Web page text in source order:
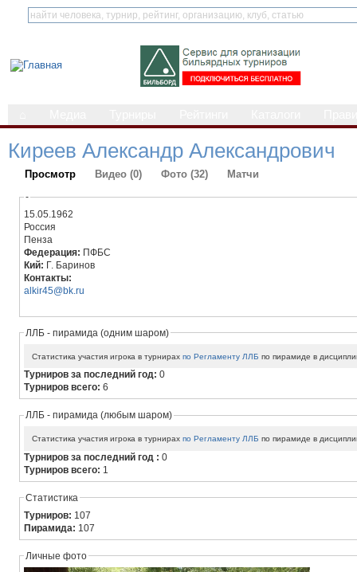
Киреев Александр Александрович
Просмотр Видео (0) Фото (32) Матчи
-
15.05.1962
Россия
Пенза
Федерация: ПФБС
Кий: Г. Баринов
Контакты:
alkir45@bk.ru
ЛЛБ - пирамида (одним шаром)
Статистика участия игрока в турнирахпо Регламенту ЛЛБ по пирамиде в
Турниров за последний год:0
Турниров всего:6
ЛЛБ - пирамида (любым шаром)
Статистика участия игрока в турнирахпо Регламенту ЛЛБ по пирамиде в
Турниров за последний год :0
Турниров всего: 1
Статистика
Турниров: 107
Пирамида: 107
Личные фото